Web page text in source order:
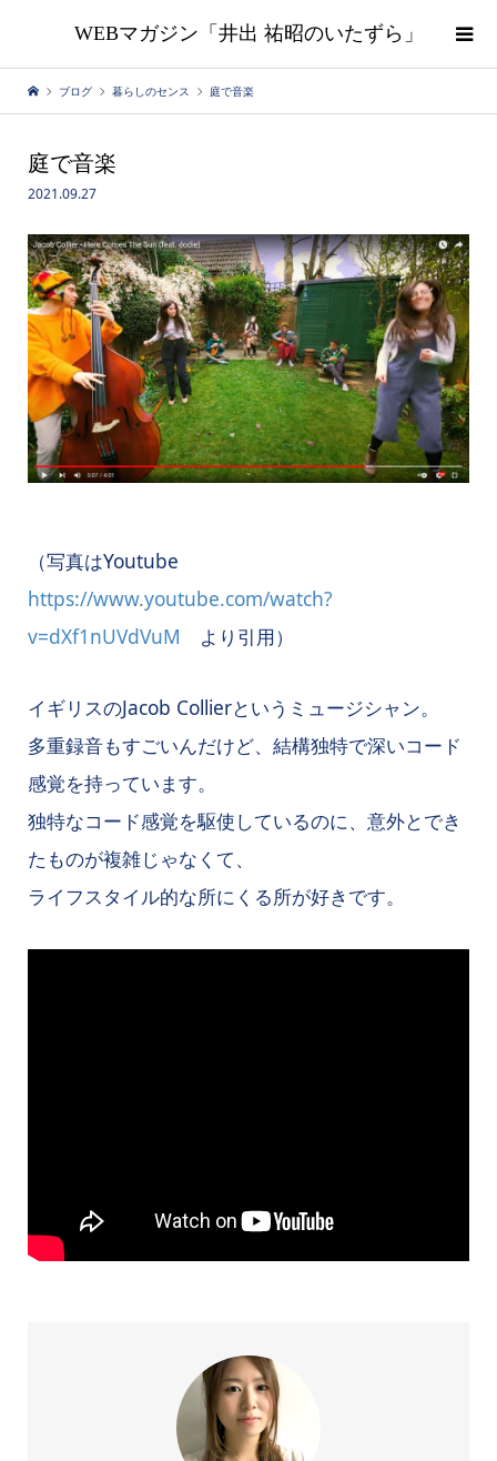
WEBマガジン「井出 祐昭のいたずら」
ブログ 暮らしのセンス 庭で音楽
庭で音楽
2021.09.27
（写真はYoutube
https://www.youtube.com/watch?
v=dXf1nUVdVuM より引用）
イギリスのJacob Collierというミュージシャン。
多重録音もすごいんだけど、結構独特で深いコード
感覚を持っています。
独特なコード感覚を駆使しているのに、意外とでき
たものが複雑じゃなくて、
ライフスタイル的な所にくる所が好きです。